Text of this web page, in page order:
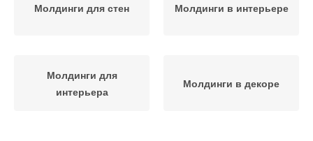
Молдинги для стен Молдинги в интерьере
Молдинги для
интерьера
Молдинги в декоре